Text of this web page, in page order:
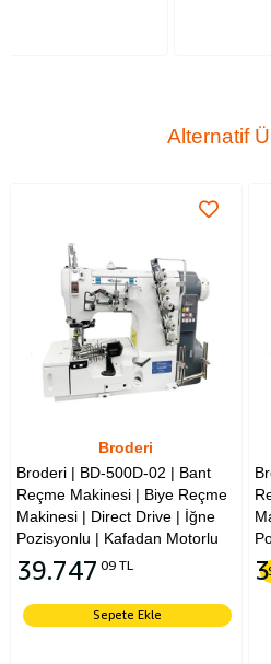
Alternatif
Broderi
Broderi | BD-500D-02 | Bant
Reçme Makinesi | Biye Reçme
Makinesi | Direct Drive | İğne
Pozisyonlu | Kafadan Motorlu
39.747 09 TL
Sepete Ekle